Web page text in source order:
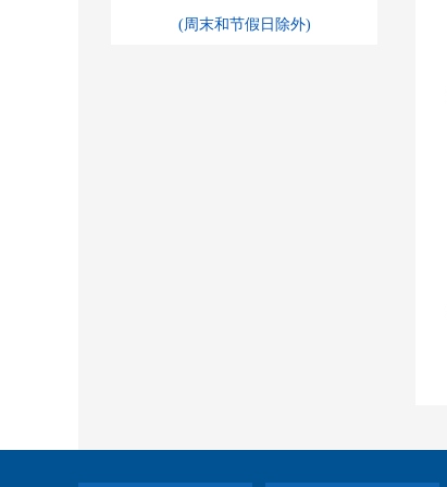
(周末和节假日除外)